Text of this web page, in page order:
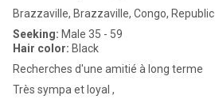
Brazzaville, Brazzaville, Congo, Republic
Seeking: Male 35 - 59
Hair color: Black
Recherches d'une amitié à long terme
Très sympa et loyal ,